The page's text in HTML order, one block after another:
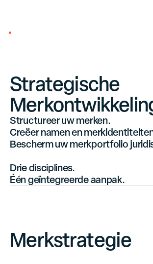
Merkstrategie
Naming & Merkidentiteit
Strategische
Structureer uw merken.
Creëer namen en
Bescherm uw merkportfolio
Drie disciplines.
Één geïntegreerde aanpak.
Merkstrategie